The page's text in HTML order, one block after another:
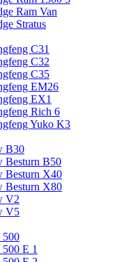
Ram Van
Stratus
C31
C32
C35
EM26
EX1
Rich 6
Yuko K3
B30
Besturn B50
Besturn X40
Besturn X80
V2
V5
500
E 1